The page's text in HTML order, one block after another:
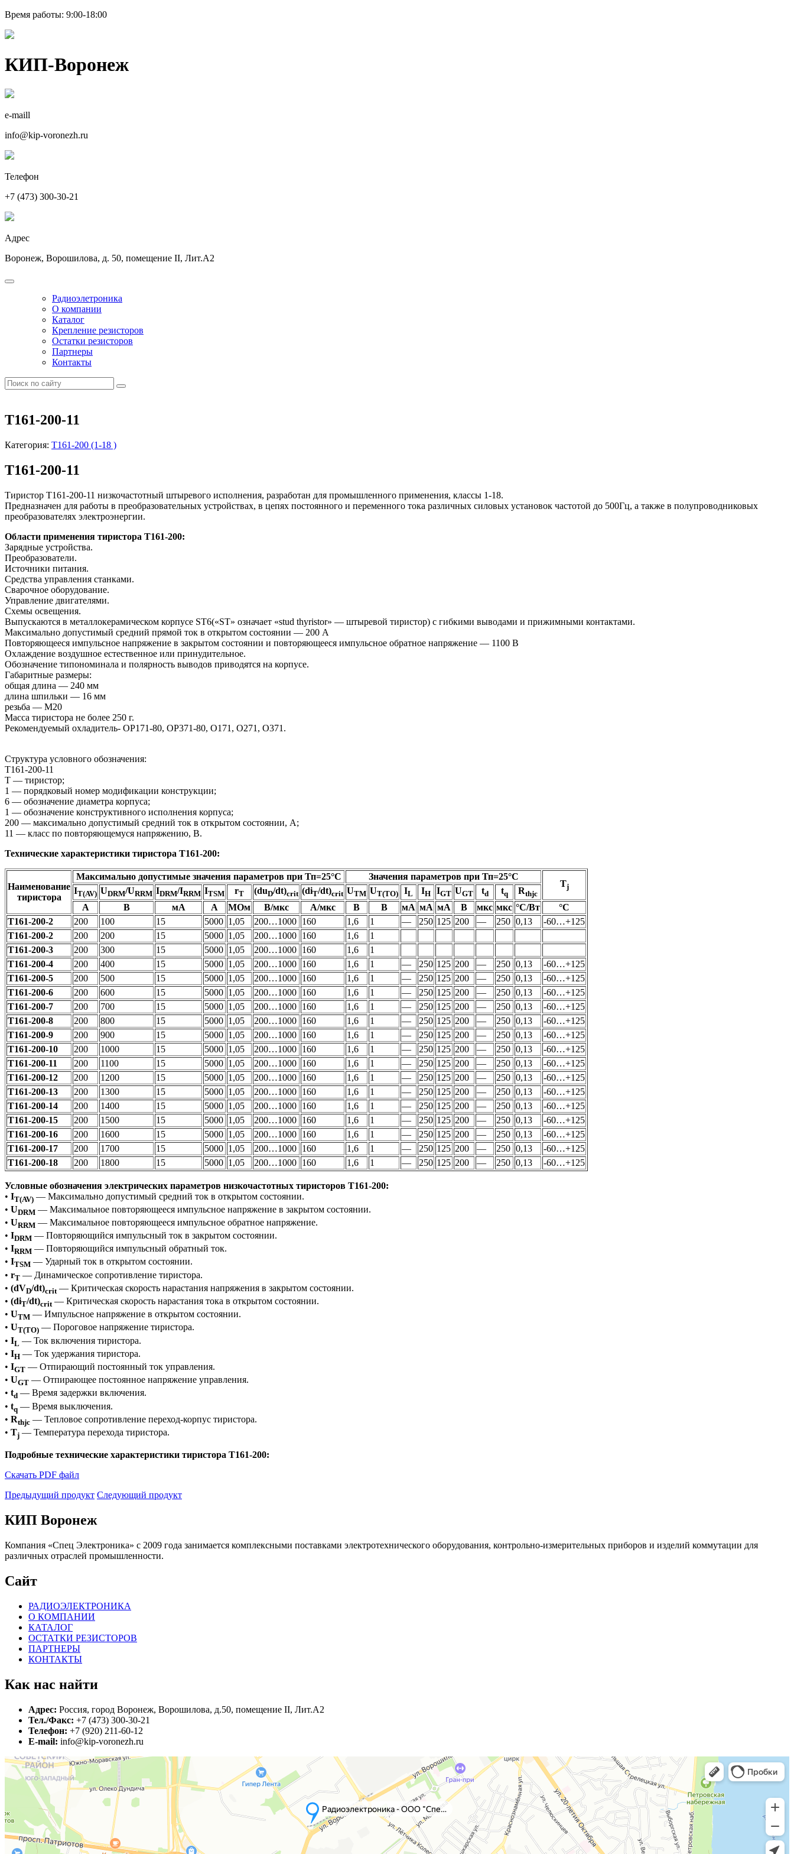
Время работы: 9:00-18:00
КИП-Воронеж
e-maill
info@kip-voronezh.ru
Телефон
+7 (473) 300-30-21
Адрес
Воронеж, Ворошилова, д. 50, помещение II, Лит.А2
Радиоэлетроника
О компании
Каталог
Крепление резисторов
Остатки резисторов
Партнеры
Контакты
Т161-200-11
Категория: Т161-200 (1-18 )
Т161-200-11
Тиристор Т161-200-11 низкочастотный штыревого исполнения, разработан для промышленного применения, классы 1-18.
Предназначен для работы в преобразовательных устройствах, в цепях постоянного и переменного тока различных силовых установок частотой до 500Гц, а также в полупроводниковых
преобразователях электроэнергии.
Области применения тиристора Т161-200:
Зарядные устройства.
Преобразователи.
Источники питания.
Средства управления станками.
Сварочное оборудование.
Управление двигателями.
Схемы освещения.
Выпускаются в металлокерамическом корпусе ST6(«ST» означает «stud thyristor» — штыревой тиристор) с гибкими выводами и прижимными контактами.
Максимально допустимый средний прямой ток в открытом состоянии — 200 А
Повторяющееся импульсное напряжение в закрытом состоянии и повторяющееся импульсное обратное напряжение — 1100 В
Охлаждение воздушное естественное или принудительное.
Обозначение типономинала и полярность выводов приводятся на корпусе.
Габаритные размеры:
общая длина — 240 мм
длина шпильки — 16 мм
резьба — М20
Масса тиристора не более 250 г.
Рекомендуемый охладитель- ОР171-80, ОР371-80, О171, О271, О371.
Структура условного обозначения:
Т161-200-11
Т — тиристор;
1 — порядковый номер модификации конструкции;
6 — обозначение диаметра корпуса;
1 — обозначение конструктивного исполнения корпуса;
200 — максимально допустимый средний ток в открытом состоянии, А;
11 — класс по повторяющемуся напряжению, В.
Технические характеристики тиристора Т161-200:
Наименование
тиристора
Максимально допустимые значения параметров при Тп=25°С Значения параметров при Тп=25°С
Tj
IT(AV) UDRM/URRM IDRM/IRRM ITSM rT (duD/dt)crit (diT/dt)crit UTM UT(TO) IL IH IGT UGT td tq Rthjc
А В мА А МОм В/мкс А/мкс В В мА мА мА В мкс мкс °С/Вт
°С
Т161-200-2
200 100 15 5000 1,05 200…1000 160 1,6 1 — 250 125 200 — 250 0,13
-60…+125
Т161-200-2
200 200 15 5000 1,05 200…1000 160 1,6
1
Т161-200-3
200 300 15 5000 1,05 200…1000 160 1,6
1
Т161-200-4
200 400 15 5000 1,05 200…1000 160 1,6 1 — 250 125 200 — 250 0,13
-60…+125
Т161-200-5
200 500 15 5000 1,05 200…1000 160 1,6 1 — 250 125 200 — 250 0,13
-60…+125
Т161-200-6
200 600 15 5000 1,05 200…1000 160 1,6 1 — 250 125 200 — 250 0,13
-60…+125
Т161-200-7
200 700 15 5000 1,05 200…1000 160 1,6 1 — 250 125 200 — 250 0,13
-60…+125
Т161-200-8
200 800 15 5000 1,05 200…1000 160 1,6 1 — 250 125 200 — 250 0,13
-60…+125
Т161-200-9
200 900 15 5000 1,05 200…1000 160 1,6 1 — 250 125 200 — 250 0,13
-60…+125
Т161-200-10
200 1000 15 5000 1,05 200…1000 160 1,6 1 — 250 125 200 — 250 0,13
-60…+125
Т161-200-11
200 1100 15 5000 1,05 200…1000 160 1,6 1 — 250 125 200 — 250 0,13
-60…+125
Т161-200-12
200 1200 15 5000 1,05 200…1000 160 1,6 1 — 250 125 200 — 250 0,13
-60…+125
Т161-200-13
200 1300 15 5000 1,05 200…1000 160 1,6 1 — 250 125 200 — 250 0,13
-60…+125
Т161-200-14
200 1400 15 5000 1,05 200…1000 160 1,6 1 — 250 125 200 — 250 0,13
-60…+125
Т161-200-15
200 1500 15 5000 1,05 200…1000 160 1,6 1 — 250 125 200 — 250 0,13
-60…+125
Т161-200-16
200 1600 15 5000 1,05 200…1000 160 1,6 1 — 250 125 200 — 250 0,13
-60…+125
Т161-200-17
200 1700 15 5000 1,05 200…1000 160 1,6 1 — 250 125 200 — 250 0,13
-60…+125
Т161-200-18
200 1800 15 5000 1,05 200…1000 160 1,6 1 — 250 125 200 — 250 0,13 -60…+125
Условные обозначения электрических параметров низкочастотных тиристоров Т161-200:
• IT(AV) — Максимально допустимый средний ток в открытом состоянии.
• UDRM — Максимальное повторяющееся импульсное напряжение в закрытом состоянии.
• URRM — Максимальное повторяющееся импульсное обратное напряжение.
• IDRM — Повторяющийся импульсный ток в закрытом состоянии.
• IRRM — Повторяющийся импульсный обратный ток.
• ITSM — Ударный ток в открытом состоянии.
• rT — Динамическое сопротивление тиристора.
• (dVD/dt)crit — Критическая скорость нарастания напряжения в закрытом состоянии.
• (diT/dt)crit — Критическая скорость нарастания тока в открытом состоянии.
• UTM — Импульсное напряжение в открытом состоянии.
• UT(TO) — Пороговое напряжение тиристора.
• IL — Ток включения тиристора.
• IH — Ток удержания тиристора.
• IGT — Отпирающий постоянный ток управления.
• UGT — Отпирающее постоянное напряжение управления.
• td — Время задержки включения.
• tq — Время выключения.
• Rthjc — Тепловое сопротивление переход-корпус тиристора.
• Tj — Температура перехода тиристора.
Подробные технические характеристики тиристора Т161-200:
Скачать PDF файл
Предыдущий продукт Следующий продукт
КИП Воронеж
Компания «Спец Электроника» c 2009 года занимается комплексными поставками электротехнического оборудования, контрольно-измерительных приборов и изделий коммутации для
различных отраслей промышленности.
Сайт
РАДИОЭЛЕКТРОНИКА
О КОМПАНИИ
КАТАЛОГ
ОСТАТКИ РЕЗИСТОРОВ
ПАРТНЕРЫ
КОНТАКТЫ
Как нас найти
Адрес: Россия, город Воронеж, Ворошилова, д.50, помещение II, Лит.А2
Тел./Факс: +7 (473) 300-30-21
Телефон: +7 (920) 211-60-12
E-mail: info@kip-voronezh.ru